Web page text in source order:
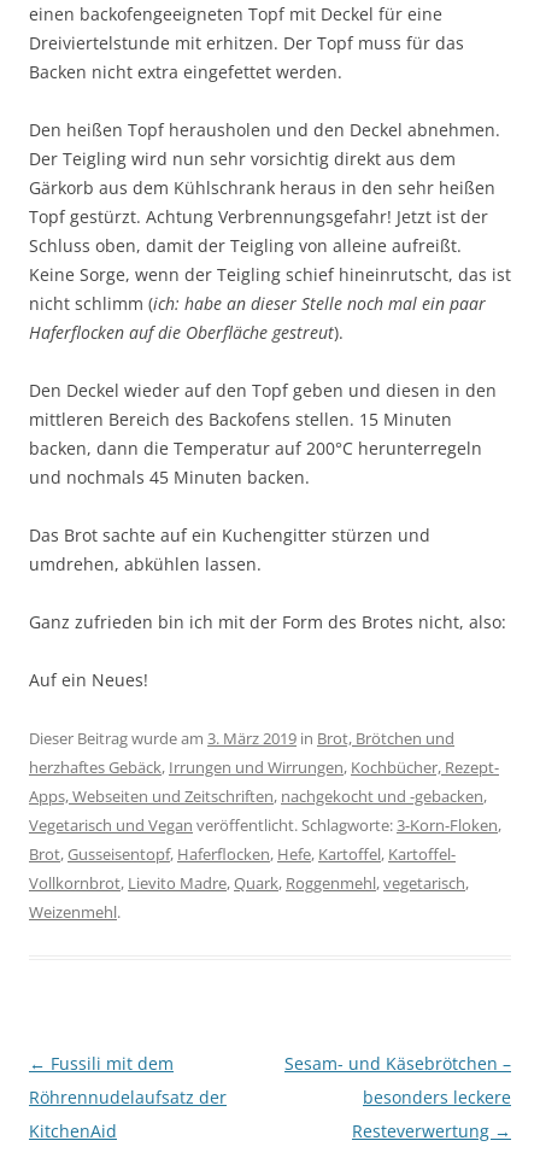
einen backofengeeigneten Topf mit Deckel für eine
Dreiviertelstunde mit erhitzen. Der Topf muss für das
Backen nicht extra eingefettet werden.
Den heißen Topf herausholen und den Deckel abnehmen.
Der Teigling wird nun sehr vorsichtig direkt aus dem
Gärkorb aus dem Kühlschrank heraus in den sehr heißen
Topf gestürzt. Achtung Verbrennungsgefahr! Jetzt ist der
Schluss oben, damit der Teigling von alleine aufreißt.
Keine Sorge, wenn der Teigling schief hineinrutscht, das ist
nicht schlimm (ich: habe an dieser Stelle noch mal ein paar
Haferflocken auf die Oberfläche gestreut).
Den Deckel wieder auf den Topf geben und diesen in den
mittleren Bereich des Backofens stellen. 15 Minuten
backen, dann die Temperatur auf 200°C herunterregeln
und nochmals 45 Minuten backen.
Das Brot sachte auf ein Kuchengitter stürzen und
umdrehen, abkühlen lassen.
Ganz zufrieden bin ich mit der Form des Brotes nicht, also:
Auf ein Neues!
Dieser Beitrag wurde am 3. März 2019 in Brot, Brötchen und
herzhaftes Gebäck, Irrungen und Wirrungen, Kochbücher, Rezept-
Apps, Webseiten und Zeitschriften, nachgekocht und -gebacken,
Vegetarisch und Vegan veröffentlicht. Schlagworte:3-Korn-Floken,
Brot,Gusseisentopf, Haferflocken, Hefe, Kartoffel, Kartoffel-
Vollkornbrot, Lievito Madre,Quark, Roggenmehl,vegetarisch,
Weizenmehl.
Beitragsnavigation
← Fussili mit dem
Röhrennudelaufsatz der
KitchenAid
Sesam- und Käsebrötchen –
besonders leckere
Resteverwertung →